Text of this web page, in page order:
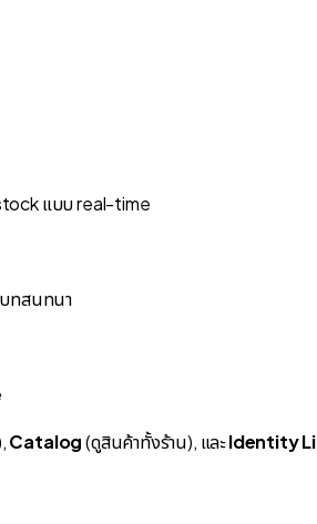
แบบ real-time
ทสนทนา
Catalog(ดูสินค้าทั้งร้าน), และIdentity